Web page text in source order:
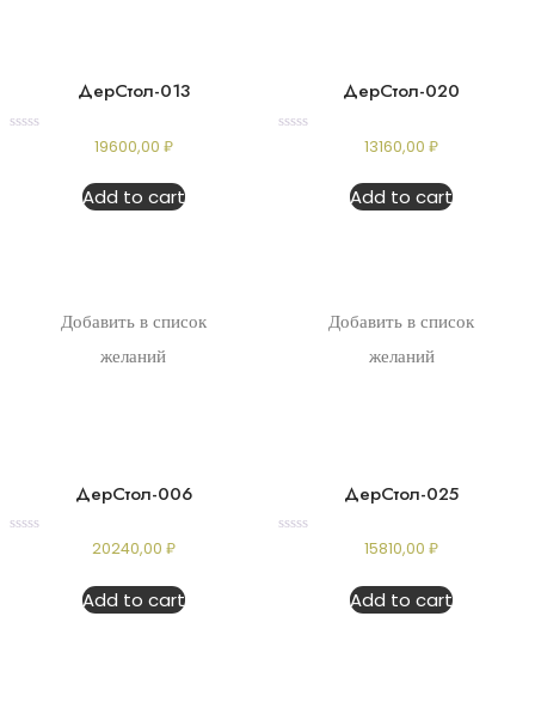
ДерСтол-013
19600,00 ₽
Add to cart
ДерСтол-020
13160,00₽
Add to cart
Добавить в список
желаний
ДерСтол-006
20240,00 ₽
Add to cart
Добавить в список
желаний
ДерСтол-025
15810,00₽
Add to cart